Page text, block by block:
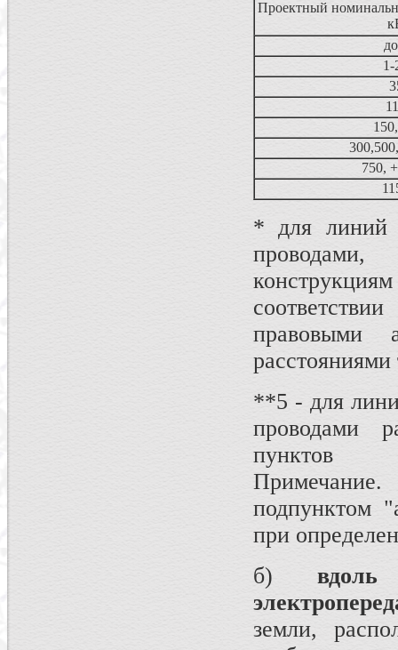
Проектный
1-
750,
* для линий
правовыми
**5 - для
проводами
пунктов
подпунктом
при
б)
земли,